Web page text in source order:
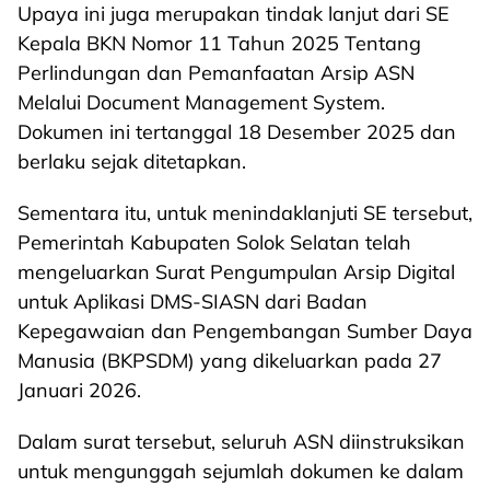
Upaya ini juga merupakan tindak lanjut dari SE
Kepala BKN Nomor 11 Tahun 2025 Tentang
Perlindungan dan Pemanfaatan Arsip ASN
Melalui Document Management System.
Dokumen ini tertanggal 18 Desember 2025 dan
berlaku sejak ditetapkan.
Sementara itu, untuk menindaklanjuti SE tersebut,
Pemerintah Kabupaten Solok Selatan telah
mengeluarkan Surat Pengumpulan Arsip Digital
untuk Aplikasi DMS-SIASN dari Badan
Kepegawaian dan Pengembangan Sumber Daya
Manusia (BKPSDM) yang dikeluarkan pada 27
Januari 2026.
Dalam surat tersebut, seluruh ASN diinstruksikan
untuk mengunggah sejumlah dokumen ke dalam